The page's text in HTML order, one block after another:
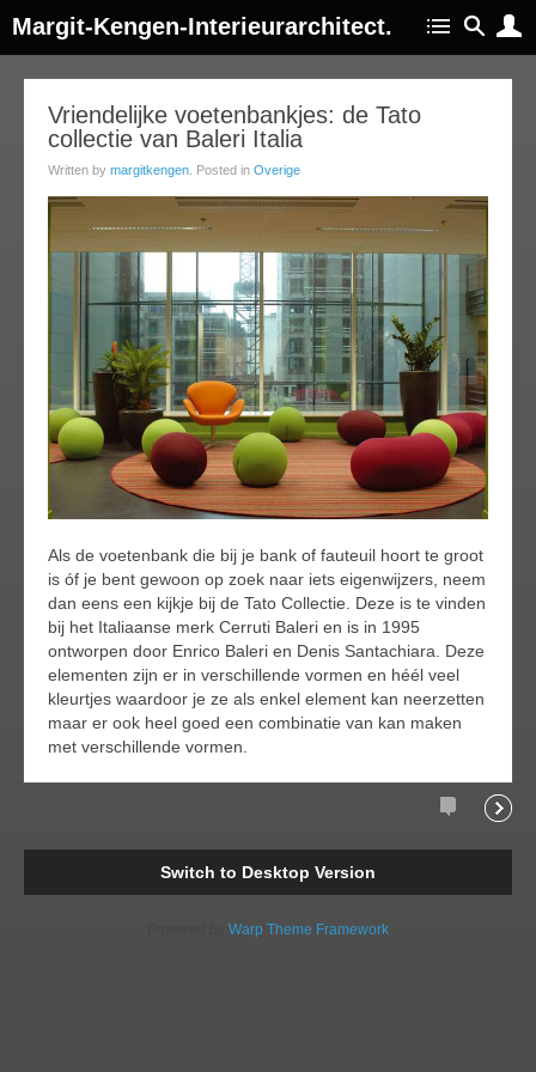
Margit-Kengen-Interieurarchitect.
Vriendelijke voetenbankjes: de Tato
collectie van Baleri Italia
Written by margitkengen . Posted in Overige
Als de voetenbank die bij je bank of fauteuil hoort te groot
is óf je bent gewoon op zoek naar iets eigenwijzers, neem
dan eens een kijkje bij de Tato Collectie. Deze is te vinden
bij het Italiaanse merk Cerruti Baleri en is in 1995
ontworpen door Enrico Baleri en Denis Santachiara. Deze
elementen zijn er in verschillende vormen en héél veel
kleurtjes waardoor je ze als enkel element kan neerzetten
maar er ook heel goed een combinatie van kan maken
met verschillende vormen.
Comments
Switch to Desktop Version
Warp Theme Framework